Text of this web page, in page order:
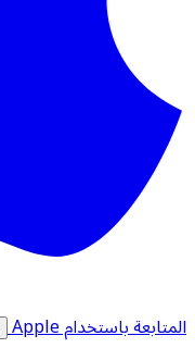
المتابعة باستخدام Apple